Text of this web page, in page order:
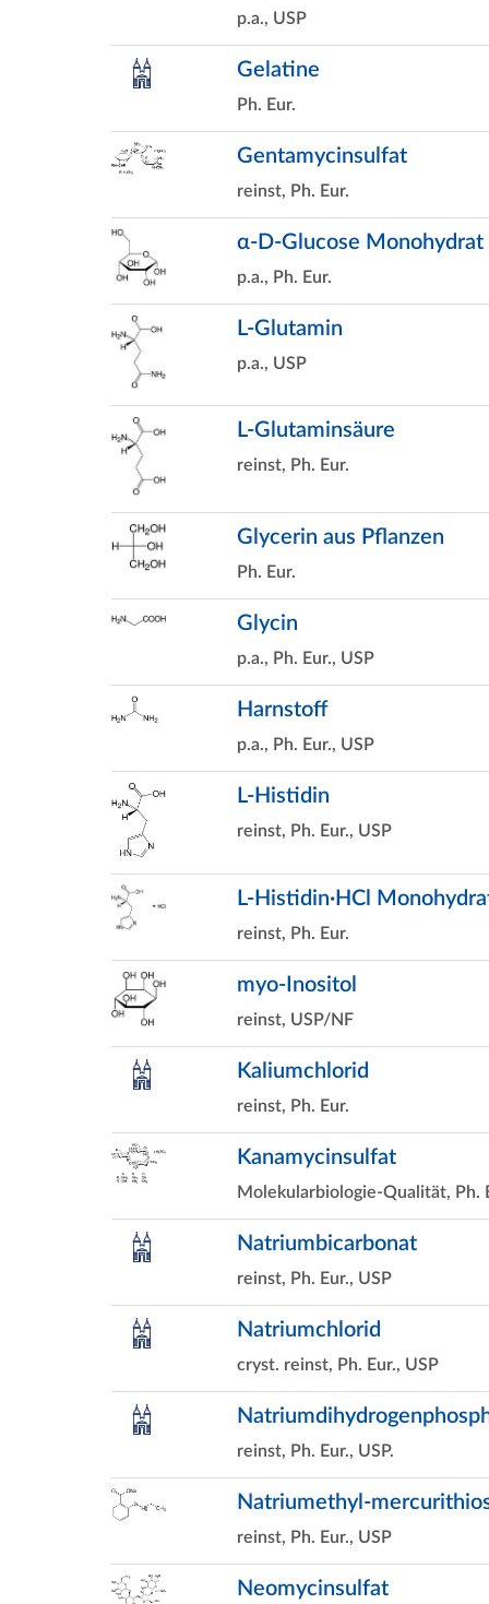
p.a., USP
Gelatine
Ph. Eur.
Gentamycinsulfat
reinst, Ph. Eur.
α-D-Glucose Monohydrat
p.a., Ph. Eur.
L-Glutamin
p.a., USP
L-Glutaminsäure
reinst, Ph. Eur.
Glycerin aus Pflanzen
Ph. Eur.
Glycin
p.a., Ph. Eur., USP
Harnstoff
p.a., Ph. Eur., USP
L-Histidin
reinst, Ph. Eur., USP
L-Histidin·HCl
reinst, Ph. Eur.
myo-Inositol
reinst, USP/NF
Kaliumchlorid
reinst, Ph. Eur.
Kanamycinsulfat
Molekularbiologie-Qualität, Ph.
Natriumbicarbonat
reinst, Ph. Eur., USP
Natriumchlorid
cryst. reinst, Ph. Eur., USP
reinst, Ph. Eur., USP.
Natriumethyl-
reinst, Ph. Eur., USP
Neomycinsulfat